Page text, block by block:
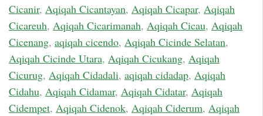
Cicanir, Aqiqah Cicantayan, Aqiqah Cicapar, Aqiqah
Cicareuh, Aqiqah Cicarimanah, Aqiqah Cicau, Aqiqah
Cicenang, aqiqah cicendo, Aqiqah Cicinde Selatan,
Aqiqah Cicinde Utara, Aqiqah Cicukang, Aqiqah
Cicurug, Aqiqah Cidadali, aqiqah cidadap, Aqiqah
Cidahu, Aqiqah Cidamar, Aqiqah Cidatar, Aqiqah
Cidempet, Aqiqah Cidenok, Aqiqah Ciderum, Aqiqah